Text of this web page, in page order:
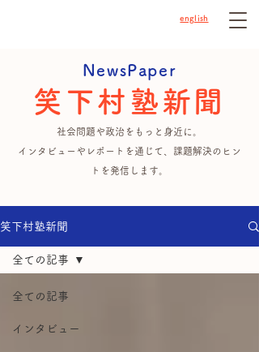
english
笑下村塾新聞
NewsPaper
社会問題や政治をもっと身近に。
インタビューやレポートを通じて、課題解決のヒン
トを発信します。
笑下村塾新聞
全ての記事
インタビュー
全ての記事